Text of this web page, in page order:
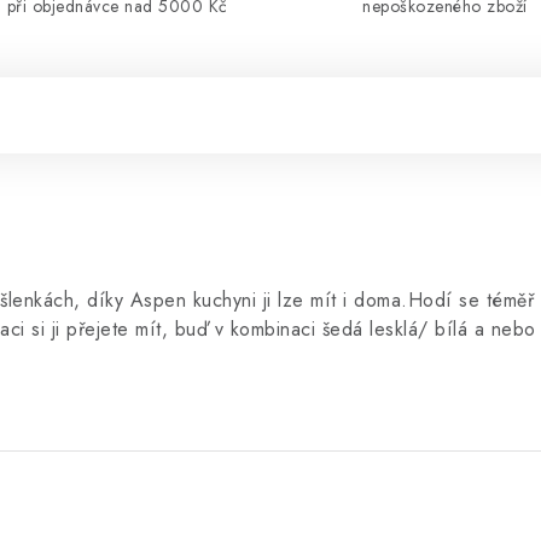
při objednávce nad 5000 Kč nepoškozeného zboží
díky Aspen kuchyni ji lze mít i doma.Hodí se
si ji přejete mít, buď v kombinaci šedá lesklá/ bílá a